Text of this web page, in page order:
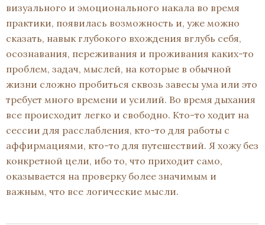
визуального и эмоционального накала во время
практики, появилась возможность и, уже можно
сказать, навык глубокого вхождения вглубь себя,
осознавания, переживания и проживания каких-то
проблем, задач, мыслей, на которые в обычной
жизни сложно пробиться сквозь завесы ума или это
требует много времени и усилий. Во время дыхания
все происходит легко и свободно. Кто-то ходит на
сессии для расслабления, кто-то для работы с
аффирмациями, кто-то для путешествий. Я хожу без
конкретной цели, ибо то, что приходит само,
оказывается на проверку более значимым и
важным, что все логические мысли.